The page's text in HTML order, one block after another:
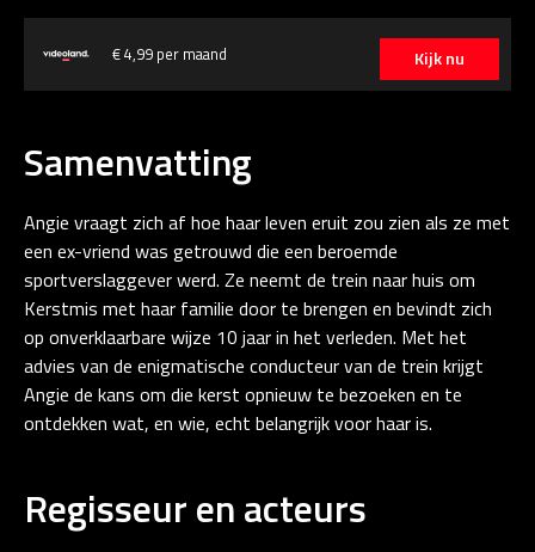
Kijk nu
€ 4,99 per maand
Samenvatting
Angie vraagt zich af hoe haar leven eruit zou zien als ze met
een ex-vriend was getrouwd die een beroemde
sportverslaggever werd. Ze neemt de trein naar huis om
Kerstmis met haar familie door te brengen en bevindt zich
op onverklaarbare wijze 10 jaar in het verleden. Met het
advies van de enigmatische conducteur van de trein krijgt
Angie de kans om die kerst opnieuw te bezoeken en te
ontdekken wat, en wie, echt belangrijk voor haar is.
Regisseur en acteurs